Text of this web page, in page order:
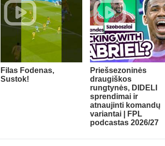
Filas Fodenas,
Sustok!
Priešsezoninės
draugiškos
rungtynės, DIDELI
sprendimai ir
atnaujinti komandų
variantai | FPL
podcastas 2026/27